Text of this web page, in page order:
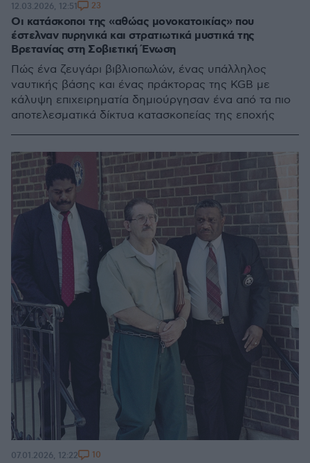
Οι κατάσκοποι της «αθώας μονοκατοικίας» που
έστελναν πυρηνικά και στρατιωτικά μυστικά της
Βρετανίας στη Σοβιετική Ένωση
Πώς ένα ζευγάρι βιβλιοπωλών, ένας υπάλληλος
ναυτικής βάσης και ένας πράκτορας της KGB με
κάλυψη επιχειρηματία δημιούργησαν ένα από τα πιο
αποτελεσματικά δίκτυα κατασκοπείας της εποχής
12.03.2026, 12:51 23
07.01.2026, 12:22 10